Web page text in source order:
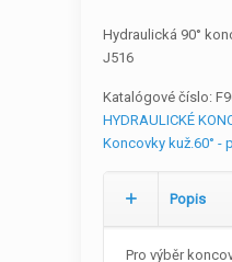
Hydraulická 90°
J516
Katalógové číslo:
HYDRAULICKÉ
Koncovky kuž.60° -
Popis
Pro výběr